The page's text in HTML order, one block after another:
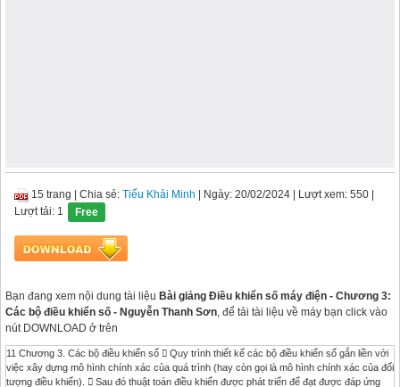
15 trang Chia sẻ: Tiểu Khải Minh | Ngày: 20/02/2024 | Lượt xem: 550
Lượt tải: 1
Free
Bạn đang xem nội dung tài liệu Bài giảng Điều khiển số máy điện - Chương 3:
Các bộ điều khiển số - Nguyễn Thanh Sơn, để tải tài liệu về máy bạn click vào
nút DOWNLOAD ở trên
11 Chương 3. Các bộ điều khiển số  Quy trình thiết kế các bộ điều khiển số gắn liền với
việc xây dựng mô hình chính xác của quá trình (hay còn gọi là mô hình chính xác của đối
tượng điều khiển).  Sau đó thuật toán điều khiển được phát triển để đạt được đáp ứng